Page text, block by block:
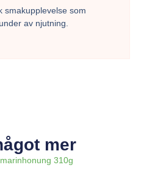
smakupplevelse som
av njutning.
mer